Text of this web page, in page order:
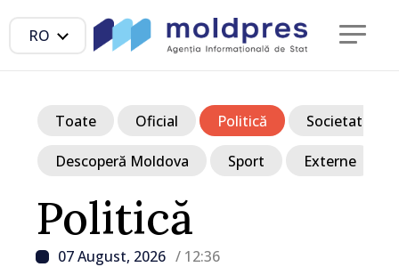
RO
Politică
07 August, 2026 / 12:36
Toate Oficial Politică Societate
Descoperă Moldova Sport Externe